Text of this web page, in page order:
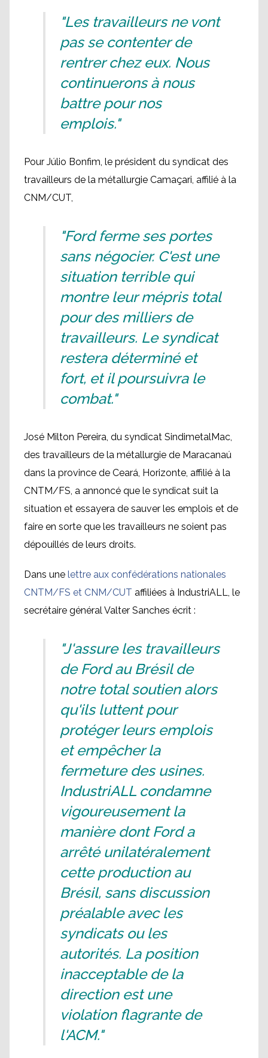
"Les travailleurs ne vont
pas se contenter de
rentrer chez eux. Nous
continuerons à nous
battre pour nos
emplois."
Pour Júlio Bonfim, le président du syndicat des
travailleurs de la métallurgie Camaçari, affilié à la
CNM/CUT,
"Ford ferme ses portes
sans négocier. C'est une
situation terrible qui
montre leur mépris total
pour des milliers de
travailleurs. Le syndicat
restera déterminé et
fort, et il poursuivra le
combat."
José Milton Pereira, du syndicat SindimetalMac,
des travailleurs de la métallurgie de Maracanaú
dans la province de Ceará, Horizonte, affilié à la
CNTM/FS, a annoncé que le syndicat suit la
situation et essayera de sauver les emplois et de
faire en sorte que les travailleurs ne soient pas
dépouillés de leurs droits.
Dans une lettre aux confédérations nationales
CNTM/FS et CNM/CUT affiliées à IndustriALL, le
secrétaire général Valter Sanches écrit :
"J'assure les travailleurs
de Ford au Brésil de
notre total soutien alors
qu'ils luttent pour
protéger leurs emplois
et empêcher la
fermeture des usines.
IndustriALL condamne
vigoureusement la
manière dont Ford a
arrêté unilatéralement
cette production au
Brésil, sans discussion
préalable avec les
syndicats ou les
autorités. La position
inacceptable de la
direction est une
violation flagrante de
l'ACM."